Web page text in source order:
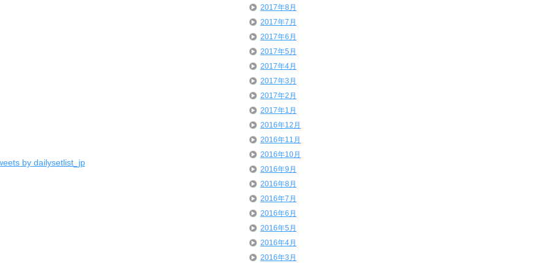
by dailysetlist_jp
2017年8月
2017年7月
2017年6月
2017年5月
2017年4月
2017年3月
2017年2月
2017年1月
2016年12月
2016年11月
2016年10月
2016年9月
2016年8月
2016年7月
2016年6月
2016年5月
2016年4月
2016年3月